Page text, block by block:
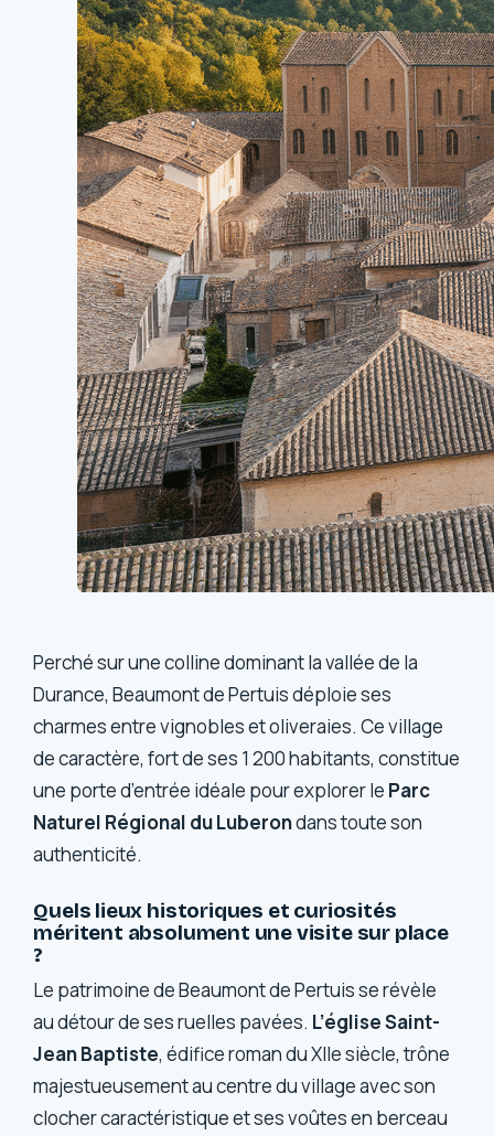
Perché sur une colline dominant la vallée de la
Durance, Beaumont de Pertuis déploie ses
charmes entre vignobles et oliveraies. Ce village
de caractère, fort de ses 1 200 habitants, constitue
une porte d’entrée idéale pour explorer le Parc
Naturel Régional du Luberondans toute son
authenticité.
Quels lieux historiques et curiosités
méritent absolument une visite sur place
?
Le patrimoine de Beaumont de Pertuis se révèle
au détour de ses ruelles pavées. L’église Saint-
Jean Baptiste, édifice roman du XIIe siècle, trône
majestueusement au centre du village avec son
clocher caractéristique et ses voûtes en berceau